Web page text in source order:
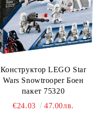
Конструктор LEGO Star
Wars Snowtrooper Боен
пакет 75320
€24.03
47.00лв.